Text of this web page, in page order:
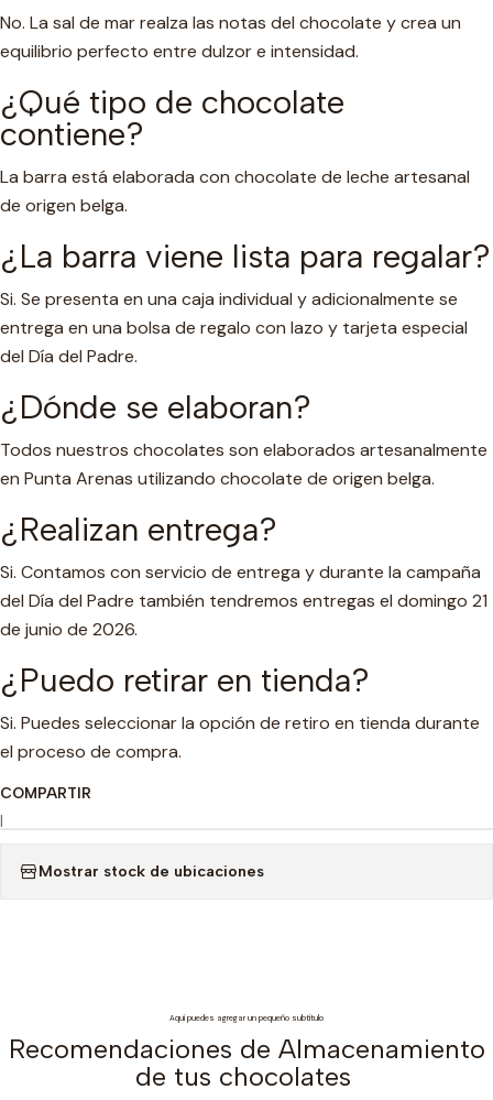
No. La sal de mar realza las notas del chocolate y crea un
equilibrio perfecto entre dulzor e intensidad.
¿Qué tipo de chocolate
contiene?
La barra está elaborada con chocolate de leche artesanal
de origen belga.
¿La barra viene lista para regalar?
Si. Se presenta en una caja individual y adicionalmente se
entrega en una bolsa de regalo con lazo y tarjeta especial
del Día del Padre.
¿Dónde se elaboran?
Todos nuestros chocolates son elaborados artesanalmente
en Punta Arenas utilizando chocolate de origen belga.
¿Realizan entrega?
Si. Contamos con servicio de entrega y durante la campaña
del Día del Padre también tendremos entregas el domingo 21
de junio de 2026.
¿Puedo retirar en tienda?
Si. Puedes seleccionar la opción de retiro en tienda durante
el proceso de compra.
COMPARTIR
|
Mostrar stock de ubicaciones
Aquí puedes agregar un pequeño subtítulo
Recomendaciones de Almacenamiento
de tus chocolates